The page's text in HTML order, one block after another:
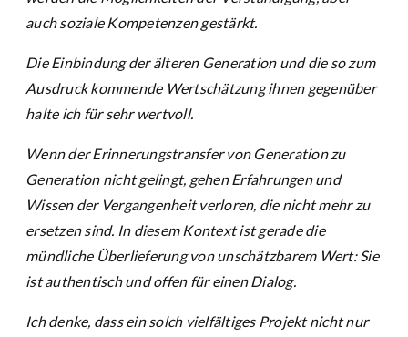
auch soziale Kompetenzen gestärkt.
Die Einbindung der älteren Generation und die so zum
Ausdruck kommende Wertschätzung ihnen gegenüber
halte ich für sehr wertvoll.
Wenn der Erinnerungstransfer von Generation zu
Generation nicht gelingt, gehen Erfahrungen und
Wissen der Vergangenheit verloren, die nicht mehr zu
ersetzen sind. In diesem Kontext ist gerade die
mündliche Überlieferung von unschätzbarem Wert: Sie
ist authentisch und offen für einen Dialog.
Ich denke, dass ein solch vielfältiges Projekt nicht nur